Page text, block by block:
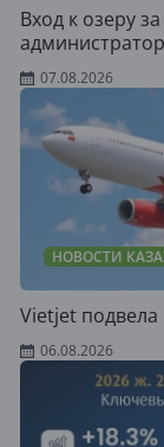
Вход к озеру
07.08.2026
НОВОСТИ
Vietjet подвела
06.08.2026